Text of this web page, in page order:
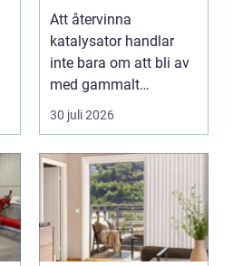
både ekonomi och
miljö
Att återvinna
katalysator handlar
inte bara om att bli av
med gammalt
material. I varje
katalysator ...
30 juli 2026